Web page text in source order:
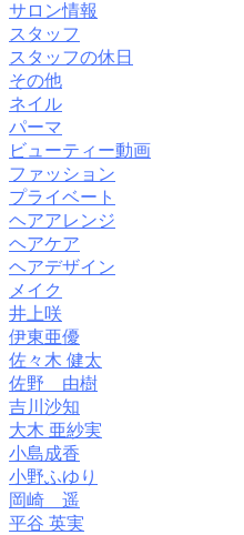
サロン情報
スタッフ
スタッフの休日
その他
ネイル
パーマ
ビューティー動画
ファッション
プライベート
ヘアアレンジ
ヘアケア
ヘアデザイン
メイク
井上咲
伊東亜優
佐々木 健太
佐野 由樹
吉川沙知
大木 亜紗実
小島成香
小野ふゆり
岡崎 遥
平谷 英実